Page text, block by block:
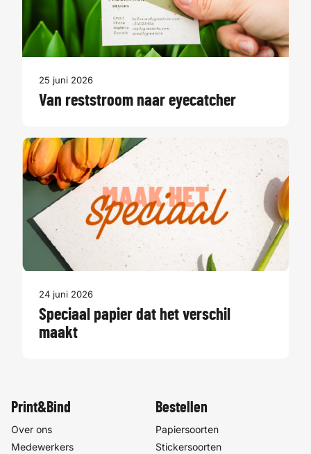
25 juni 2026
Van reststroom naar eyecatcher
24 juni 2026
Speciaal papier dat het verschil
maakt
Print&Bind
Over ons
Medewerkers
Bestellen
Papiersoorten
Stickersoorten